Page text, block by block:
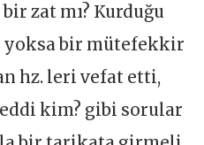
zat mı? Kurduğu
yoksa bir mütefekkir
hz. leri vefat etti,
kim? gibi sorular